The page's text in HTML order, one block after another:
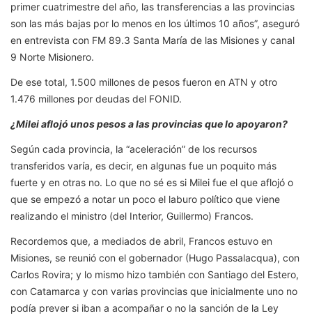
primer cuatrimestre del año, las transferencias a las provincias
son las más bajas por lo menos en los últimos 10 años”, aseguró
en entrevista con FM 89.3 Santa María de las Misiones y canal
9 Norte Misionero.
De ese total, 1.500 millones de pesos fueron en ATN y otro
1.476 millones por deudas del FONID.
¿Milei aflojó unos pesos a las provincias que lo apoyaron?
Según cada provincia, la “aceleración” de los recursos
transferidos varía, es decir, en algunas fue un poquito más
fuerte y en otras no. Lo que no sé es si Milei fue el que aflojó o
que se empezó a notar un poco el laburo político que viene
realizando el ministro (del Interior, Guillermo) Francos.
Recordemos que, a mediados de abril, Francos estuvo en
Misiones, se reunió con el gobernador (Hugo Passalacqua), con
Carlos Rovira; y lo mismo hizo también con Santiago del Estero,
con Catamarca y con varias provincias que inicialmente uno no
podía prever si iban a acompañar o no la sanción de la Ley